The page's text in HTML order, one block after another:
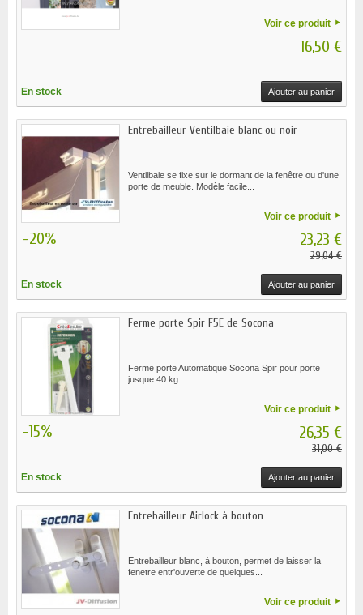
Voir ce produit
16,50 €
En stock Ajouter au panier
Entrebailleur Ventilbaie blanc ou noir
Ventilbaie se fixe sur le dormant de la fenêtre ou d'une
porte de meuble. Modèle facile...
Voir ce produit
-20% 23,23 €
29,04 €
En stock Ajouter au panier
Ferme porte Spir F5E de Socona
Ferme porte Automatique Socona Spir pour porte
jusque 40 kg.
Voir ce produit
-15% 26,35 €
31,00 €
En stock Ajouter au panier
Entrebailleur Airlock à bouton
Entrebailleur blanc, à bouton, permet de laisser la
fenetre entr'ouverte de quelques...
Voir ce produit